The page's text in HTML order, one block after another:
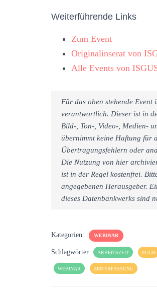
Weiterführende Links
Zum Event
Originalinserat von
Alle Events von
Für das oben stehende
verantwortlich. Dieser ist in
Bild-, Ton-, Video-, Medien-
übernimmt keine Haftung für
Übertragungsfehlern oder
Die Nutzung von hier
ist in der Regel kostenfrei.
angegebenen Herausgeber.
dieses Datenbankwerks sind
Kategorien: WEBINAR
Schlagwörter: ARBEITSZEIT EUGH
WEBINAR ZEITERFASSUNG